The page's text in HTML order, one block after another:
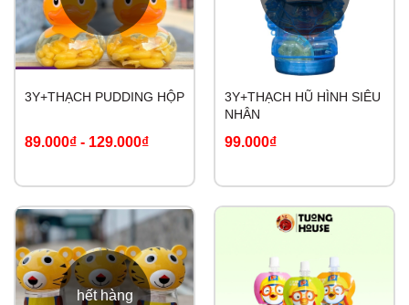
3Y+THẠCH PUDDING HỘP
89.000₫ - 129.000₫
3Y+THẠCH HŨ HÌNH SIÊU
NHÂN
99.000₫
hết hàng